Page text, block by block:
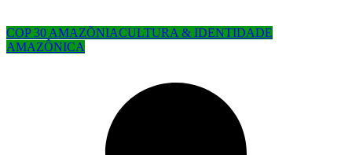
COP 30 AMAZÕNIACULTURA & IDENTIDADE
AMAZÔNICA